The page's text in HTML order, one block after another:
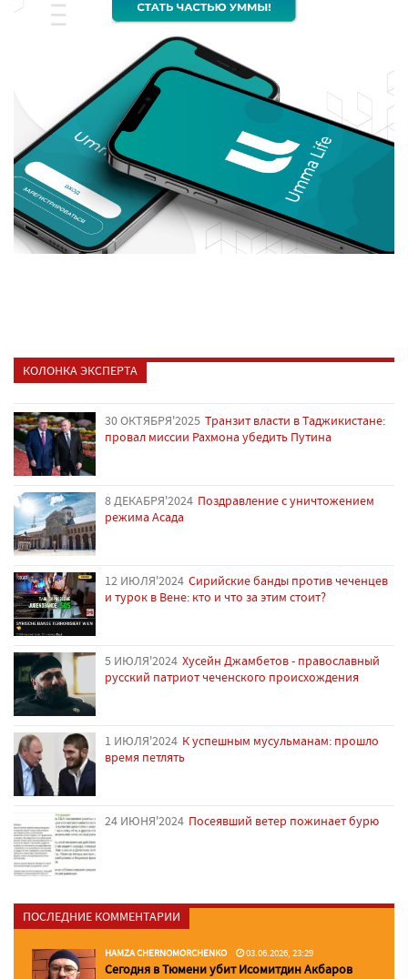
КОЛОНКА ЭКСПЕРТА
30 ОКТЯБРЯ'2025 Транзит власти в Таджикистане:
провал миссии Рахмона убедить Путина
8 ДЕКАБРЯ'2024 Поздравление с уничтожением
режима Асада
12 ИЮЛЯ'2024 Сирийские банды против чеченцев
и турок в Вене: кто и что за этим стоит?
5 ИЮЛЯ'2024 Хусейн Джамбетов - православный
русский патриот чеченского происхождения
1 ИЮЛЯ'2024 К успешным мусульманам: прошло
время петлять
24 ИЮНЯ'2024 Посеявший ветер пожинает бурю
ПОСЛЕДНИЕ КОММЕНТАРИИ
HAMZA CHERNOMORCHENKO 03.06.2026, 23:29
Сегодня в Тюмени убит Исомитдин Акбаров